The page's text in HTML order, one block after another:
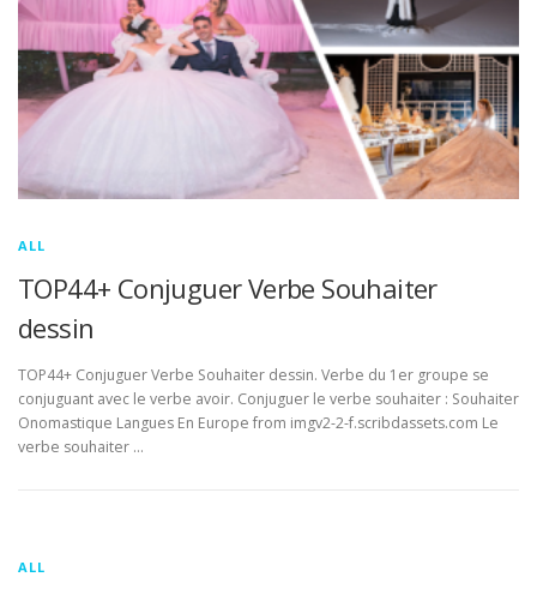
ALL
TOP44+ Conjuguer Verbe Souhaiter
dessin
TOP44+ Conjuguer Verbe Souhaiter dessin. Verbe du 1er groupe se
conjuguant avec le verbe avoir. Conjuguer le verbe souhaiter : Souhaiter
Onomastique Langues En Europe from imgv2-2-f.scribdassets.com Le
verbe souhaiter …
ALL